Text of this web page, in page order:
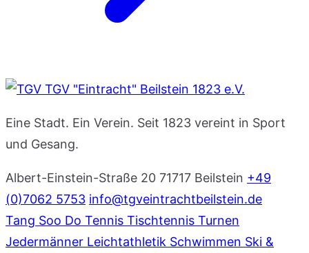
TGV "Eintracht" Beilstein 1823 e.V.
Eine Stadt. Ein Verein. Seit 1823 vereint in Sport
und Gesang.
Albert-Einstein-Straße 20 71717 Beilstein +49
(0)7062 5753 info@tgveintrachtbeilstein.de
Tang Soo Do Tennis Tischtennis Turnen
Jedermänner Leichtathletik Schwimmen Ski &